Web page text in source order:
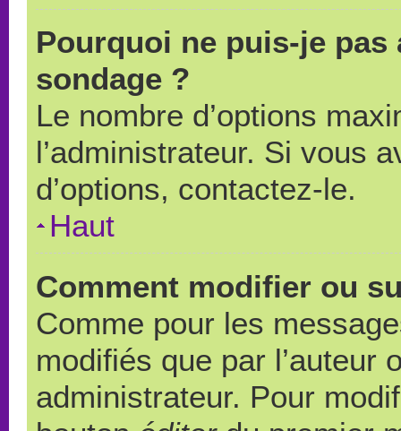
Pourquoi ne puis-je
sondage ?
Le nombre d’options
l’administrateur. Si vous
d’options, contactez-le.
Haut
Comment modifier ou
Comme pour les
modifiés que par l’auteur
administrateur. Pour